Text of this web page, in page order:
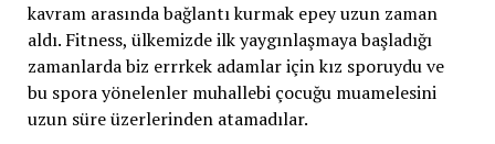
kavram arasında bağlantı kurmak epey uzun zaman
aldı. Fitness, ülkemizde ilk yaygınlaşmaya başladığı
zamanlarda biz errrkek adamlar için kız sporuydu ve
bu spora yönelenler muhallebi çocuğu muamelesini
uzun süre üzerlerinden atamadılar.